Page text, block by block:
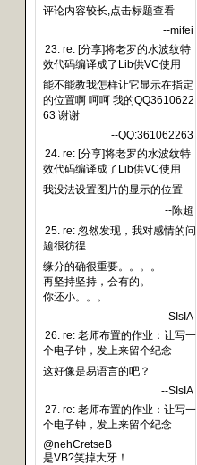
评论内容较长,点击标题查看
--mifei
23. re: [分享]将老罗的水波纹特
效代码编译成了Lib供VC使用
能不能教我怎样让它显示在指定
的位置啊 呵呵 我的QQ3610622
63 谢谢
--QQ:361062263
24. re: [分享]将老罗的水波纹特
效代码编译成了Lib供VC使用
我没法设置图片的显示的位置
--陈超
25. re: 忽然发现，我对感情的问
题很彷徨……
缘分的确很重要。。。。
再坚持坚持，会有的。
你还小。。。
--SIsIA
26. re: 老师布置的作业：让写一
个电子钟，发上来留个纪念
这好像是易语言的吧？
--SIsIA
27. re: 老师布置的作业：让写一
个电子钟，发上来留个纪念
@nehCretseB
是VB?笑掉大牙！